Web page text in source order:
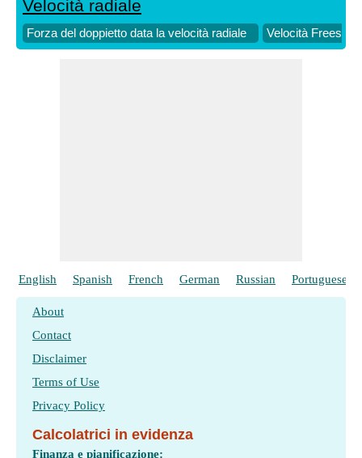
Velocità radiale
Forza del doppietto data la velocità radiale Velocità
English Spanish French German Russian Portuguese
About
Contact
Disclaimer
Terms of Use
Privacy Policy
Calcolatrici in evidenza
Finanza e pianificazione: